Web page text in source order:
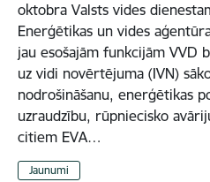
oktobra Valsts vides
Enerģētikas un vides
jau esošajām funkcijām VVD
uz vidi novērtējuma (IVN)
nodrošināšanu, enerģētikas
uzraudzību, rūpniecisko
citiem EVA…
Jaunumi